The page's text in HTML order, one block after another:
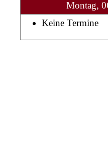
Montag,
Keine Termine